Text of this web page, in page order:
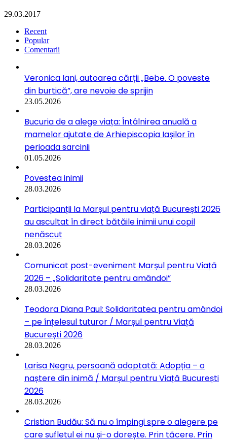
29.03.2017
Recent
Popular
Comentarii
Veronica Iani, autoarea cărții „Bebe. O poveste
din burtică”, are nevoie de sprijin
23.05.2026
Bucuria de a alege viața: Întâlnirea anuală a
mamelor ajutate de Arhiepiscopia Iașilor în
perioada sarcinii
01.05.2026
Povestea inimii
28.03.2026
Participanții la Marșul pentru viață București 2026
au ascultat în direct bătăile inimii unui copil
nenăscut
28.03.2026
Comunicat post-eveniment Marșul pentru Viață
2026 – „Solidaritate pentru amândoi”
28.03.2026
Teodora Diana Paul: Solidaritatea pentru amândoi
– pe înțelesul tuturor / Marșul pentru Viață
București 2026
28.03.2026
Larisa Negru, persoană adoptată: Adopția – o
naștere din inimă / Marșul pentru Viață București
2026
28.03.2026
Cristian Budău: Să nu o împingi spre o alegere pe
care sufletul ei nu și-o dorește. Prin tăcere. Prin